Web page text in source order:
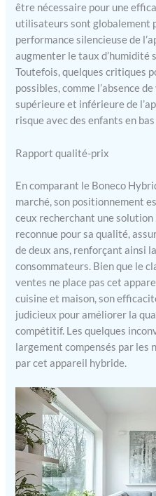
être nécessaire pour une
utilisateurs sont globalement
performance silencieuse de
augmenter le taux d’humidité
Toutefois, quelques critiques
possibles, comme l’absence
supérieure et inférieure de
risque avec des enfants en bas
Rapport qualité-prix
En comparant le Boneco
marché, son positionnement
ceux recherchant une solution
reconnue pour sa qualité,
de deux ans, renforçant ainsi
consommateurs. Bien que le
ventes ne place pas cet
cuisine et maison, son
judicieux pour améliorer la
compétitif. Les quelques
largement compensés par les
par cet appareil hybride.